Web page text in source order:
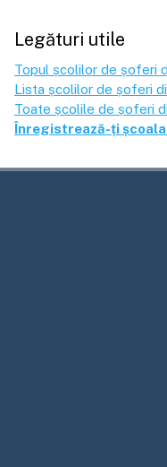
Legături utile
Topul școlilor de șoferi
Lista școlilor de șoferi
Toate școlile de șoferi
Înregistrează-ți